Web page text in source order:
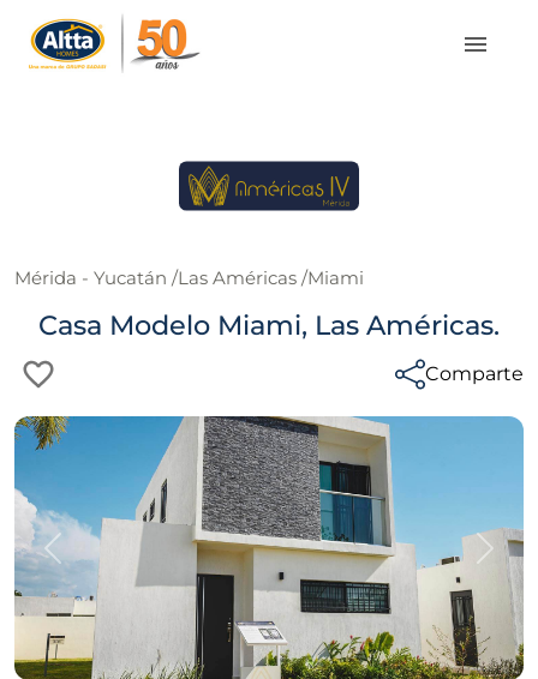
Mérida - Yucatán /Las Américas /Miami
Casa Modelo Miami, Las Américas.
Comparte
Anterior